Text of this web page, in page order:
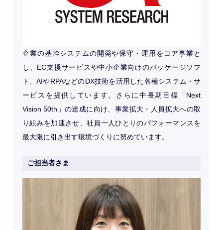
企業の基幹システムの開発や保守・運用をコア事業と
し、EC支援サービスや中小企業向けのパッケージソフ
ト、AIやRPAなどのDX技術を活用した各種システム・サ
ービスを提供しています。さらに中長期目標「Next
Vision 50th」の達成に向け、事業拡大・人員拡大への取
り組みを加速させ、社員一人ひとりのパフォーマンスを
最大限に引き出す環境づくりに努めています。
ご担当者さま